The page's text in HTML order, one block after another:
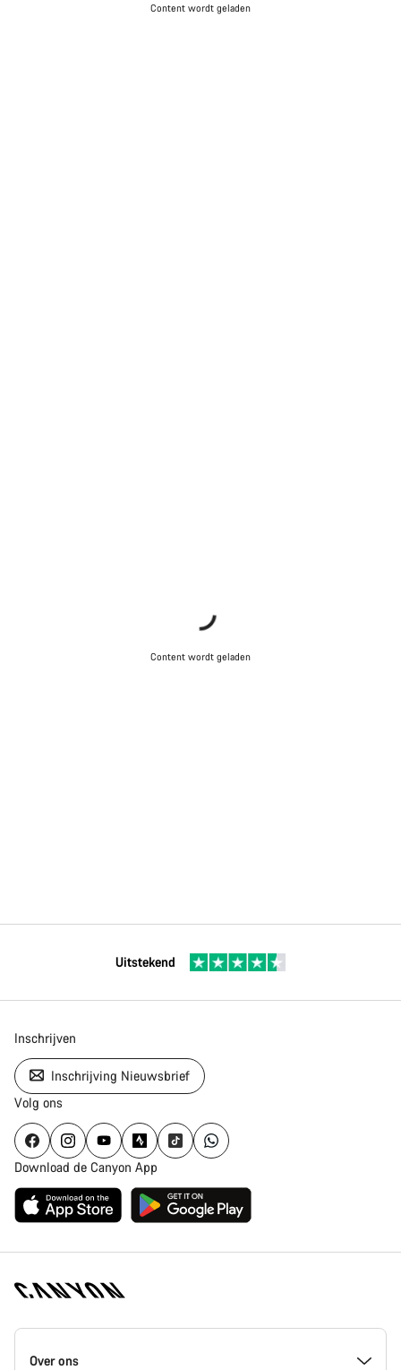
Content wordt geladen
Content wordt geladen
Uitstekend
Inschrijven
Inschrijving Nieuwsbrief
Volg ons
Download de Canyon App
Canyon
Homepage
Over ons